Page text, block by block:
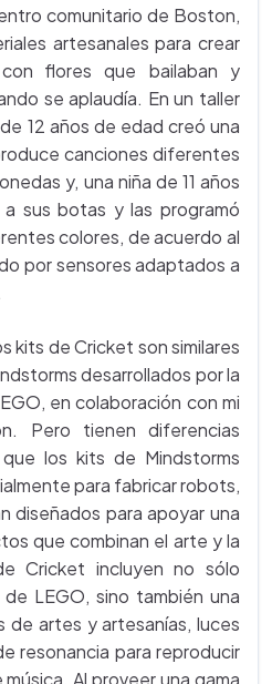
comunitario de Boston,
artesanales para crear
flores que bailaban y
se aplaudía. En un taller
12 años de edad creó una
canciones diferentes
y, una niña de 11 años
sus botas y las programó
colores, de acuerdo al
por sensores adaptados a
kits de Cricket son similares
desarrollados por la
en colaboración con mi
Pero tienen diferencias
los kits de Mindstorms
para fabricar robots,
diseñados para apoyar una
que combinan el arte y la
Cricket incluyen no sólo
LEGO, sino también una
de artes y artesanías, luces
resonancia para reproducir
Al proveer una gama